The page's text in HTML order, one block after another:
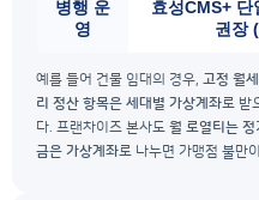
병행 운
영
효성CMS+ 단
권장
예를 들어 건물 임대의 경우, 고정 월
리 정산 항목은 세대별 가상계좌로 받
다. 프랜차이즈 본사도 월 로열티는 정
금은 가상계좌로 나누면 가맹점 불만